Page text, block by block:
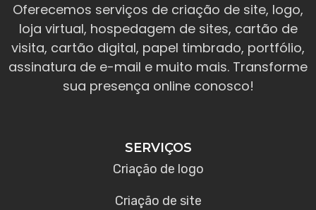
Oferecemos serviços de criação de site, logo,
loja virtual, hospedagem de sites, cartão de
visita, cartão digital, papel timbrado, portfólio,
assinatura de e-mail e muito mais. Transforme
sua presença online conosco!
SERVIÇOS
Criação de logo
Criação de site